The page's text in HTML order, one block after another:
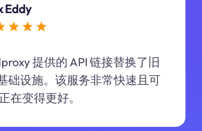
Eddy
提供的 API 链接替换了旧
础设施。该服务非常快速且可
在变得更好。